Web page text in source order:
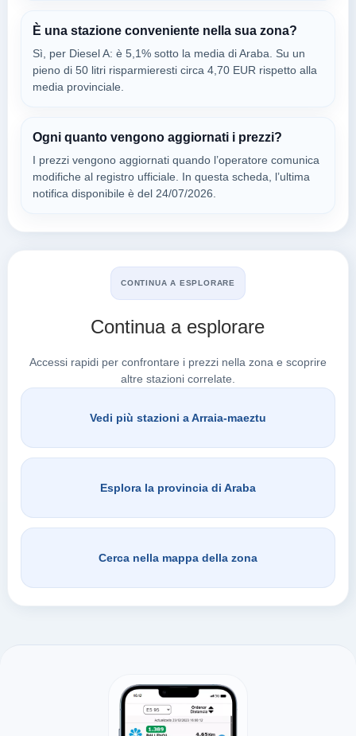
a 17.57 km
Cl Portal De Elorriaga,17
VITORIA-GASTEIZ,
01120
VEDI PREZZI
ANDAMUR
a 17.64 km
Poligono Pg Okiturri Parcela A2, 38
DURRUMA/SAN ROMAN DE SAN,
Poligono Okiturri, S/n
Cerca a Arraia-Maeztu
È una stazione conveniente nella sua zona?
Sì, per Diesel A: è 5,1% sotto la media di Araba. Su un
pieno di 50 litri risparmieresti circa 4,70 EUR rispetto alla
media provinciale.
Ogni quanto vengono aggiornati i prezzi?
I prezzi vengono aggiornati quando l’operatore comunica
modifiche al registro ufficiale. In questa scheda, l’ultima
notifica disponibile è del 24/07/2026.
CONTINUA A ESPLORARE
Continua a esplorare
Accessi rapidi per confrontare i prezzi nella zona e scoprire
altre stazioni correlate.
Vedi più stazioni a Arraia-maeztu
Esplora la provincia di Araba
Cerca nella mappa della zona